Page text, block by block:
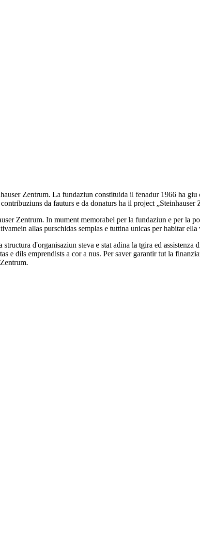
Zentrum. La fundaziun constituida il fenadur 1966 ha
da fauturs e da donaturs ha il project „Steinhauser
Zentrum. In mument memorabel per la fundaziun e per la
allas purschidas semplas e tuttina unicas per habitar
d'organisaziun steva e stat adina la tgira ed assistenza
e dils emprendists a cor a nus. Per saver garantir tut la